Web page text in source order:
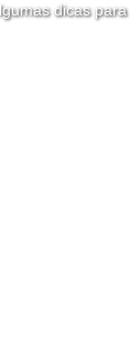
dicas para